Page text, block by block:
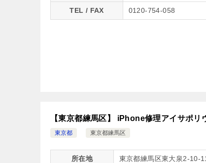
TEL / FAX 0120-754-058
【東京都練馬区】 iPhone修理アイサポリ
東京都 東京都練馬区
所在地 東京都練馬区東大泉2-10-